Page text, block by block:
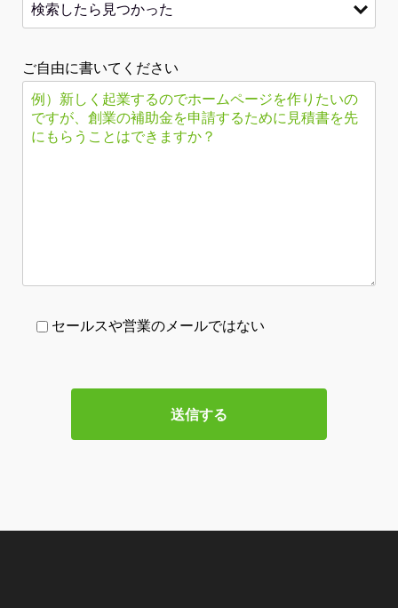
ご自由に書いてください
セールスや営業のメールではない